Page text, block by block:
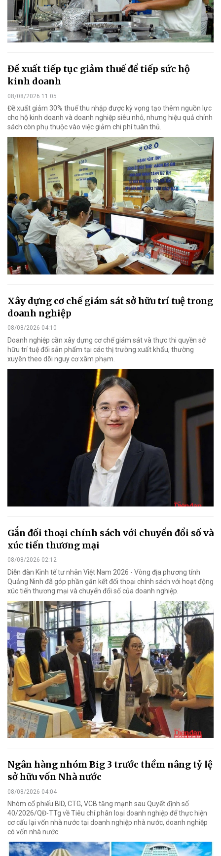
Đề xuất tiếp tục giảm thuế để tiếp sức hộ
kinh doanh
08/08/2026 11:05
Đề xuất giảm 30% thuế thu nhập được kỳ vọng tạo thêm nguồn lực
cho hộ kinh doanh và doanh nghiệp siêu nhỏ, nhưng hiệu quả chính
sách còn phụ thuộc vào việc giảm chi phí tuân thủ.
Xây dựng cơ chế giám sát sở hữu trí tuệ trong
doanh nghiệp
08/08/2026 04:10
Doanh nghiệp cần xây dựng cơ chế giám sát và thực thi quyền sở
hữu trí tuệ đối sản phẩm tại các thị trường xuất khẩu, thường
xuyên theo dõi nguy cơ xâm phạm.
Gắn đối thoại chính sách với chuyển đổi số và
xúc tiến thương mại
08/08/2026 02:12
Diễn đàn Kinh tế tư nhân Việt Nam 2026 - Vòng địa phương tỉnh
Quảng Ninh đã góp phần gắn kết đối thoại chính sách với hoạt động
xúc tiến thương mại và chuyển đổi số của doanh nghiệp.
Ngân hàng nhóm Big 3 trước thềm nâng tỷ lệ
sở hữu vốn Nhà nước
08/08/2026 04:04
Nhóm cổ phiếu BID, CTG, VCB tăng mạnh sau Quyết định số
40/2026/QĐ-TTg về Tiêu chí phân loại doanh nghiệp để thực hiện
cơ cấu lại vốn nhà nước tại doanh nghiệp nhà nước, doanh nghiệp
có vốn nhà nước.